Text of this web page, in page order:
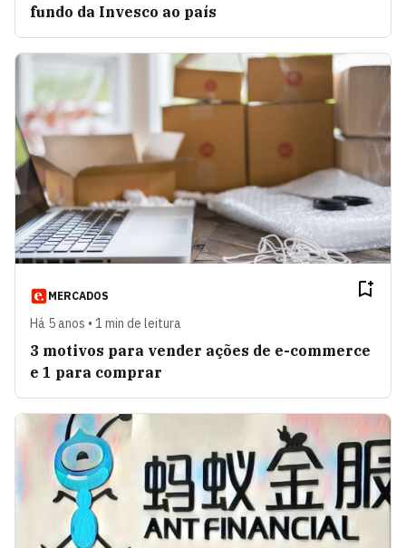
fundo da Invesco ao país
MERCADOS
Há 5 anos • 1 min de leitura
3 motivos para vender ações de e-commerce
e 1 para comprar